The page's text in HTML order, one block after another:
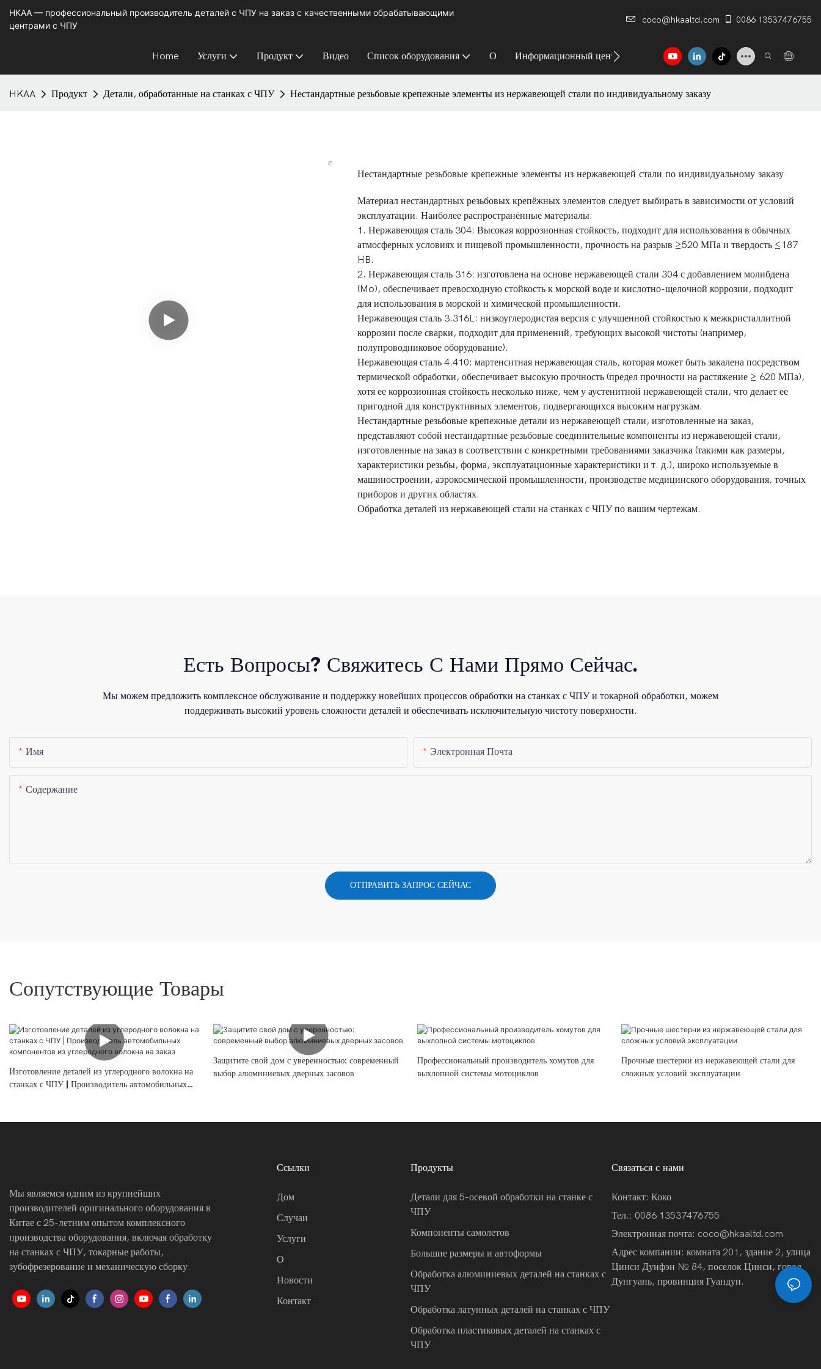
HKAA — профессиональный производитель деталей с ЧПУ на заказ с качественными обрабатывающими
центрами с ЧПУ
coco@hkaaltd.com 0086 13537476755
Home Услуги Продукт Видео Список оборудования О Информационный центр Контакт
HKAA Продукт Детали, обработанные на станках с ЧПУ Нестандартные резьбовые крепежные элементы из нержавеющей стали по индивидуальному заказу
Нестандартные резьбовые крепежные элементы из нержавеющей стали по индивидуальному заказу
Материал нестандартных резьбовых крепёжных элементов следует выбирать в зависимости от условий
эксплуатации. Наиболее распространённые материалы:
1. Нержавеющая сталь 304: Высокая коррозионная стойкость, подходит для использования в обычных
атмосферных условиях и пищевой промышленности, прочность на разрыв ≥520 МПа и твердость ≤187
HB.
2. Нержавеющая сталь 316: изготовлена ​​на основе нержавеющей стали 304 с добавлением молибдена
(Mo), обеспечивает превосходную стойкость к морской воде и кислотно-щелочной коррозии, подходит
для использования в морской и химической промышленности.
Нержавеющая сталь 3.316L: низкоуглеродистая версия с улучшенной стойкостью к межкристаллитной
коррозии после сварки, подходит для применений, требующих высокой чистоты (например,
полупроводниковое оборудование).
Нержавеющая сталь 4.410: мартенситная нержавеющая сталь, которая может быть закалена посредством
термической обработки, обеспечивает высокую прочность (предел прочности на растяжение ≥ 620 МПа),
хотя ее коррозионная стойкость несколько ниже, чем у аустенитной нержавеющей стали, что делает ее
пригодной для конструктивных элементов, подвергающихся высоким нагрузкам.
Нестандартные резьбовые крепежные детали из нержавеющей стали, изготовленные на заказ,
представляют собой нестандартные резьбовые соединительные компоненты из нержавеющей стали,
изготовленные на заказ в соответствии с конкретными требованиями заказчика (такими как размеры,
характеристики резьбы, форма, эксплуатационные характеристики и т. д.), широко используемые в
машиностроении, аэрокосмической промышленности, производстве медицинского оборудования, точных
приборов и других областях.
Обработка деталей из нержавеющей стали на станках с ЧПУ по вашим чертежам.
Есть Вопросы? Свяжитесь С Нами Прямо Сейчас.
Мы можем предложить комплексное обслуживание и поддержку новейших процессов обработки на станках с ЧПУ и токарной обработки, можем
поддерживать высокий уровень сложности деталей и обеспечивать исключительную чистоту поверхности.
Имя Электронная Почта
Содержание
ОТПРАВИТЬ ЗАПРОС СЕЙЧАС
Сопутствующие Товары
Изготовление деталей из углеродного волокна на
станках с ЧПУ | Производитель автомобильных
Защитите свой дом с уверенностью: современный
выбор алюминиевых дверных засовов
Профессиональный производитель хомутов для
выхлопной системы мотоциклов
Прочные шестерни из нержавеющей стали для
сложных условий эксплуатации
Мы являемся одним из крупнейших
производителей оригинального оборудования в
Китае с 25-летним опытом комплексного
производства оборудования, включая обработку
на станках с ЧПУ, токарные работы,
зубофрезерование и механическую сборку.
Ссылки
Дом
Случаи
Услуги
О
Новости
Контакт
Продукты
Детали для 5-осевой обработки на станке с
ЧПУ
Компоненты самолетов
Большие размеры и автоформы
Обработка алюминиевых деталей на станках с
ЧПУ
Обработка латунных деталей на станках с ЧПУ
Обработка пластиковых деталей на станках с
ЧПУ
Связаться с нами
Контакт: Коко
Тел.: 0086 13537476755
Электронная почта: coco@hkaaltd.com
Адрес компании: комната 201, здание 2, улица
Цинси Дунфэн № 84, поселок Цинси, город
Дунгуань, провинция Гуандун.